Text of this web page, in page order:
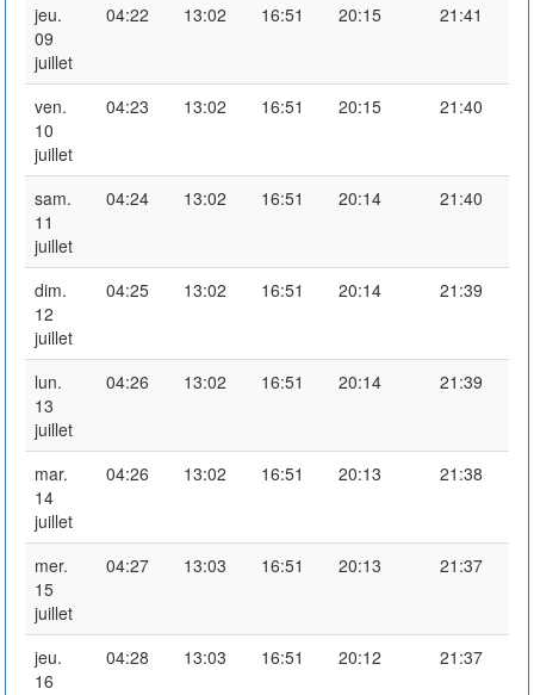
jeu.
09
juillet
04:22 13:02 16:51 20:15 21:41
ven.
10
juillet
04:23 13:02 16:51 20:15 21:40
sam.
11
juillet
04:24 13:02 16:51 20:14 21:40
dim.
12
juillet
04:25 13:02 16:51 20:14 21:39
lun.
13
juillet
04:26 13:02 16:51 20:14 21:39
mar.
14
juillet
04:26 13:02 16:51 20:13 21:38
mer.
15
juillet
04:27 13:03 16:51 20:13 21:37
jeu.
16
04:28 13:03 16:51 20:12 21:37